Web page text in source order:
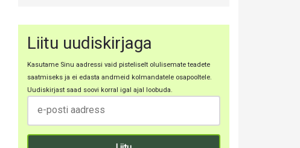
Liitu uudiskirjaga
Kasutame Sinu aadressi vaid pisteliselt olulisemate teadete
saatmiseks ja ei edasta andmeid kolmandatele osapooltele.
Uudiskirjast saad soovi korral igal ajal loobuda.